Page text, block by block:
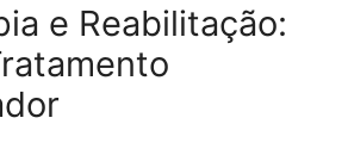
e Reabilitação: